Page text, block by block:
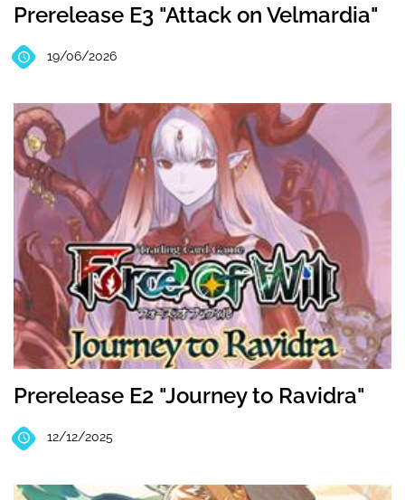
Prerelease E3 "Attack on Velmardia"
19/06/2026
Prerelease E2 "Journey to Ravidra"
12/12/2025